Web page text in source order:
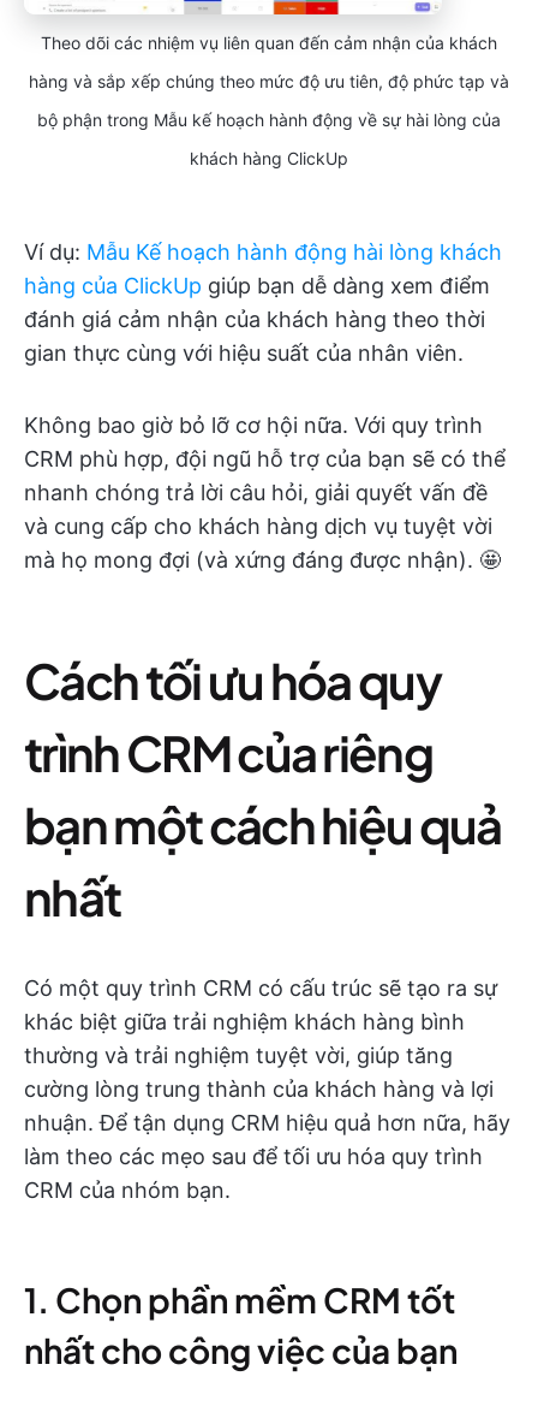
Theo dõi các nhiệm vụ liên quan đến cảm nhận của khách
hàng và sắp xếp chúng theo mức độ ưu tiên, độ phức tạp và
bộ phận trong Mẫu kế hoạch hành động về sự hài lòng của
khách hàng ClickUp
Ví dụ: Mẫu Kế hoạch hành động hài lòng khách
hàng của ClickUp giúp bạn dễ dàng xem điểm
đánh giá cảm nhận của khách hàng theo thời
gian thực cùng với hiệu suất của nhân viên.
Không bao giờ bỏ lỡ cơ hội nữa. Với quy trình
CRM phù hợp, đội ngũ hỗ trợ của bạn sẽ có thể
nhanh chóng trả lời câu hỏi, giải quyết vấn đề
và cung cấp cho khách hàng dịch vụ tuyệt vời
mà họ mong đợi (và xứng đáng được nhận). 🤩
Cách tối ưu hóa quy
trình CRM của riêng
bạn một cách hiệu quả
nhất
Có một quy trình CRM có cấu trúc sẽ tạo ra sự
khác biệt giữa trải nghiệm khách hàng bình
thường và trải nghiệm tuyệt vời, giúp tăng
cường lòng trung thành của khách hàng và lợi
nhuận. Để tận dụng CRM hiệu quả hơn nữa, hãy
làm theo các mẹo sau để tối ưu hóa quy trình
CRM của nhóm bạn.
1. Chọn phần mềm CRM tốt
nhất cho công việc của bạn